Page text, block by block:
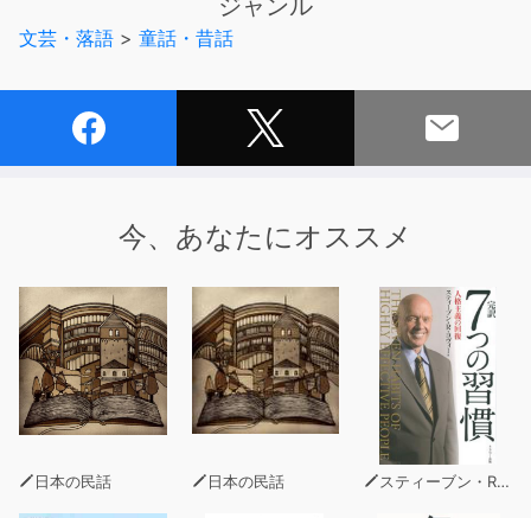
さんの事でした・・。さまざまな人々との出会いと別れを
通して成長してゆく、ハイジの物語の中編をお贈りしま
ちらの方をお聞き下さい。』
文芸・落語 > 童話・昔話
今、あなたにオススメ
日本の民話 日本の民話 スティーブン・R・コヴィー